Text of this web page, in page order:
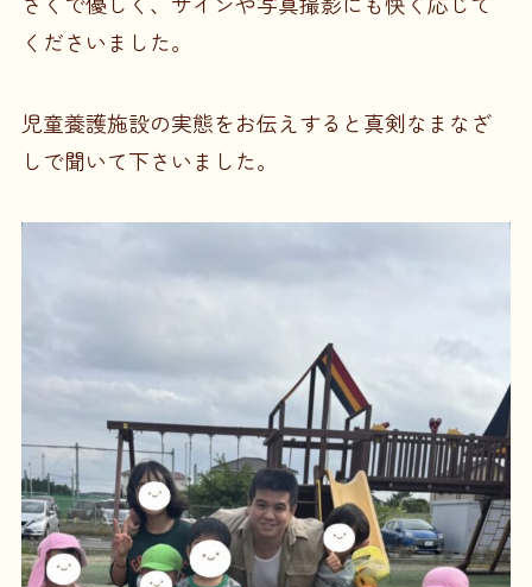
くださいました。
児童養護施設の実態をお伝えすると真剣なまなざ
しで聞いて下さいました。